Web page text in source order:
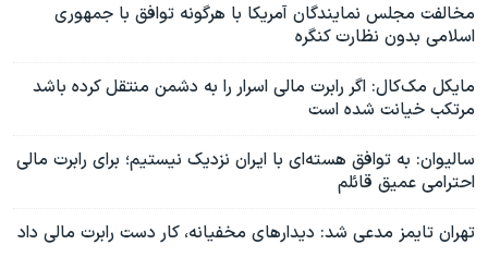
مخالفت مجلس نمایندگان آمریکا با هرگونه توافق با جمهوری
اسلامی بدون نظارت کنگره
مایکل مک‌کال: اگر رابرت مالی اسرار را به دشمن منتقل کرده باشد
مرتکب خیانت شده است
سالیوان: به توافق هسته‌ای با ایران نزدیک نیستیم؛ برای رابرت مالی
احترامی عمیق قائلم
تهران تایمز مدعی شد: دیدارهای مخفیانه، کار دست رابرت مالی داد